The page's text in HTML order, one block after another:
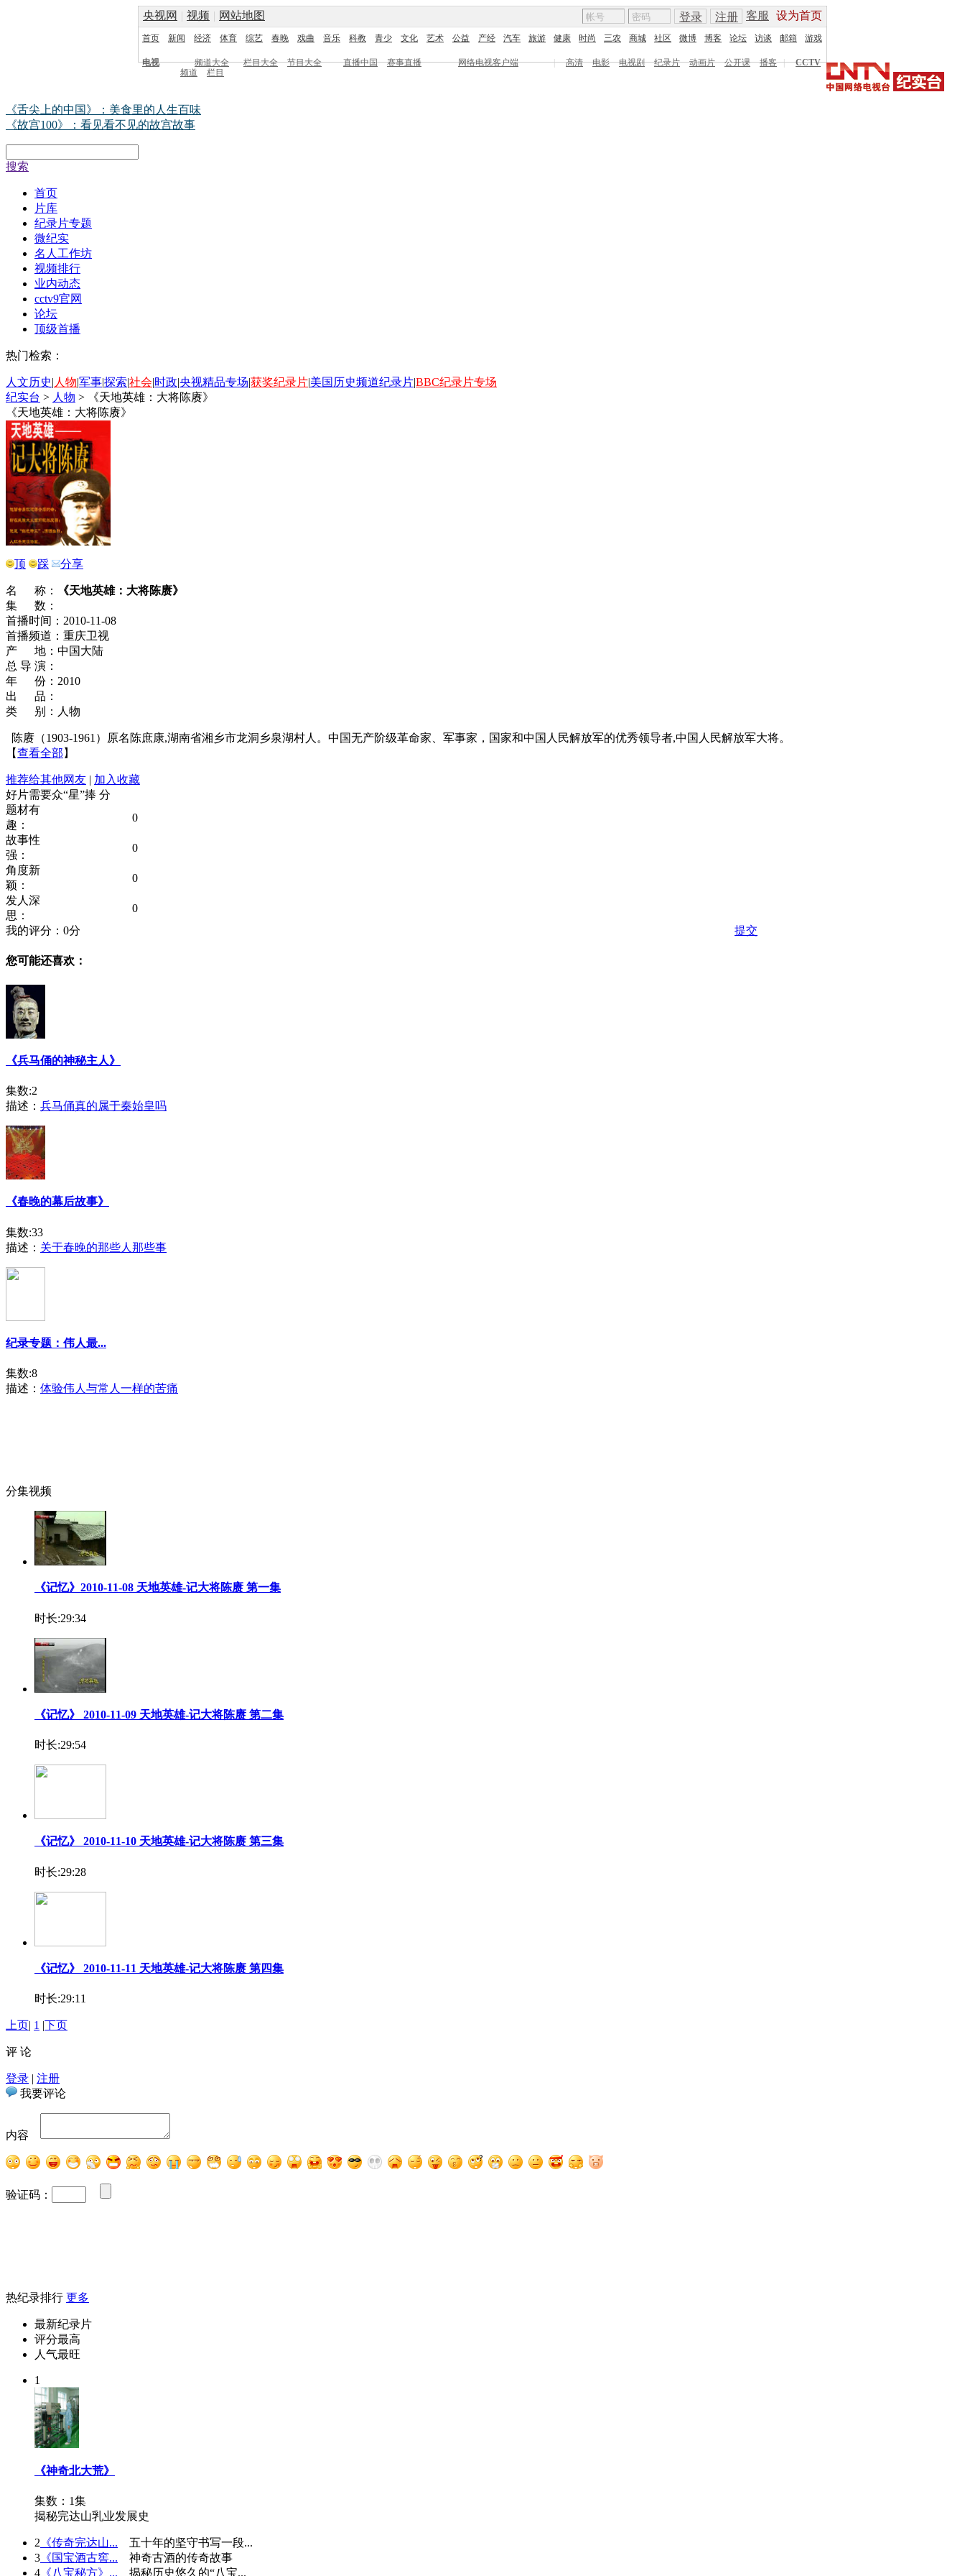
央视网 | 视频 | 网站地图 客服 设为首页
登录 注册
首页 新闻 经济 体育 综艺 春晚 戏曲 音乐 科教 青少 文化 艺术 公益 产经 汽车 旅游 健康 时尚 三农 商城 社区 微博 博客 论坛 访谈 邮箱 游戏
电视 频道大全 栏目大全 节目大全 直播中国 赛事直播 网络电视客户端 | 高清 电影 电视剧 纪录片 动画片 公开课 播客 |
CCTV
频道
栏目
《舌尖上的中国》：美食里的人生百味
《故宫100》：看见看不见的故宫故事
搜索
首页
片库
纪录片专题
微纪实
名人工作坊
视频排行
业内动态
cctv9官网
论坛
顶级首播
热门检索：
人文历史| 人物|军事|探索|社会|时政|央视精品专场|获奖纪录片|美国历史频道纪录片|BBC纪录片专场
纪实台 > 人物 >
《天地英雄：大将陈赓》
《天地英雄：大将陈赓》
顶 踩 分享
名 称：
《天地英雄：大将陈赓》
集 数：
首播时间：2010-11-08
首播频道：重庆卫视
产 地：中国大陆
总 导 演：
年 份：2010
出 品：
类 别：人物
陈赓（1903-1961）原名陈庶康,湖南省湘乡市龙洞乡泉湖村人。中国无产阶级革命家、军事家，国家和中国人民解放军的优秀领导者,中国人民解放军大将。
【查看全部 】
推荐给其他网友 | 加入收藏
好片需要众“星”捧 分
题材有
趣：
0
故事性
强：
0
角度新
颖：
0
发人深
思：
0
我的评分： 0分 提交
您可能还喜欢：
《兵马俑的神秘主人》
集数:2
描述： 兵马俑真的属于秦始皇吗
《春晚的幕后故事》
集数:33
描述： 关于春晚的那些人那些事
纪录专题：伟人最...
集数:8
描述： 体验伟人与常人一样的苦痛
分集视频
《记忆》2010-11-08 天地英雄-记大将陈赓 第一集
时长:29:34
《记忆》 2010-11-09 天地英雄-记大将陈赓 第二集
时长:29:54
《记忆》 2010-11-10 天地英雄-记大将陈赓 第三集
时长:29:28
《记忆》 2010-11-11 天地英雄-记大将陈赓 第四集
时长:29:11
上页| 1 |下页
评 论
登录 | 注册
我要评论
内容
验证码：
热纪录排行 更多
最新纪录片
评分最高
人气最旺
1
《神奇北大荒》
集数：1集
揭秘完达山乳业发展史
2 《传奇完达山...
五十年的坚守书写一段...
3 《国宝酒古窖...
神奇古酒的传奇故事
4 《八宝秘方》... 揭秘历史悠久的“八宝...